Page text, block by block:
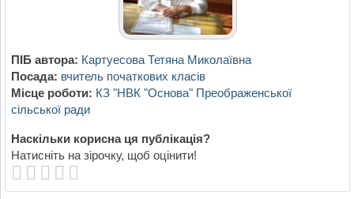
ПІБ автора: Картуесова Тетяна Миколаївна
Посада: вчитель початкових класів
Місце роботи: КЗ "НВК "Основа" Преображенської
сільської ради
Наскільки корисна ця публікація?
Натисніть на зірочку, щоб оцінити!